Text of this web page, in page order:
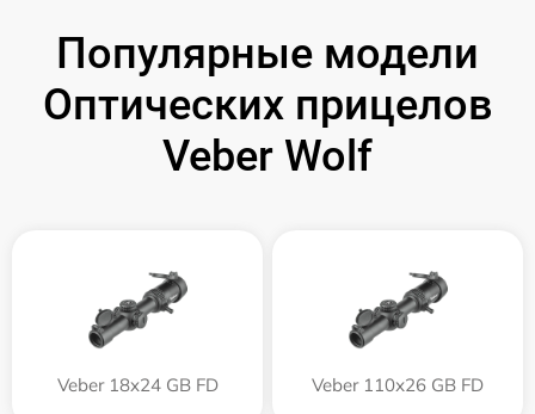
Популярные модели
Оптических прицелов
Veber Wolf
Veber 18x24 GB FD Veber 110х26 GB FD